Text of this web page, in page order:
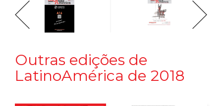
Outras edições de
LatinoAmérica de 2018